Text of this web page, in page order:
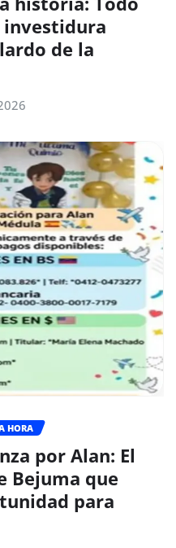
de la
HORA
por Alan: El
Bejuma que
para